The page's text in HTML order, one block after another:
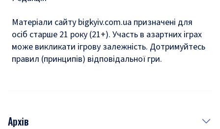
Матеріали сайту bigkyiv.com.ua призначені для
осіб старше 21 року (21+). Участь в азартних іграх
може викликати ігрову залежність. Дотримуйтесь
правил (принципів) відповідальної гри.
Архів